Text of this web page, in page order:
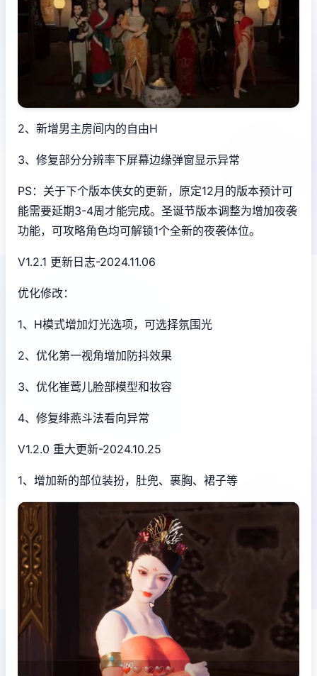
2、新增男主房间内的自由H
3、修复部分分辨率下屏幕边缘弹窗显示异常
PS：关于下个版本侠女的更新，原定12月的版本预计可
能需要延期3-4周才能完成。圣诞节版本调整为增加夜袭
功能，可攻略角色均可解锁1个全新的夜袭体位。
V1.2.1 更新日志-2024.11.06
优化修改：
1、H模式增加灯光选项，可选择氛围光
2、优化第一视角增加防抖效果
3、优化崔莺儿脸部模型和妆容
4、修复绯燕斗法看向异常
V1.2.0 重大更新-2024.10.25
1、增加新的部位装扮，肚兜、裹胸、裙子等